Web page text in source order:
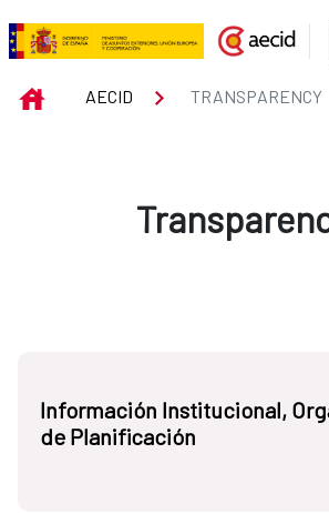
Skip to Main Content
Transparency
INICIOAECID TRANSPARENCY
Información Institucional,
de Planificación